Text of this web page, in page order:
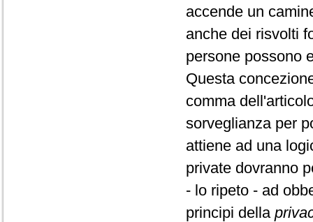
accende un
anche dei risvolti
persone possono
Questa
comma
sorveglianza per
attiene ad una
private dovranno
- lo ripeto - ad
principi della